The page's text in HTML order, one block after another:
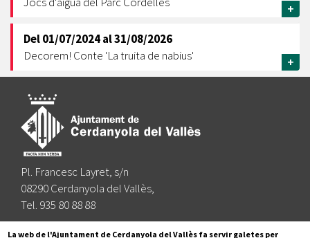
+
Del01/07/2024al31/08/2026
Decorem! Conte 'La truita de nabius'
+
Pl. Francesc Layret, s/n
08290 Cerdanyola del Vallès,
Tel. 935 80 88 88
Segueix-nos a:
La web de l'Ajuntament de Cerdanyola del Vallès fa servir galetes per